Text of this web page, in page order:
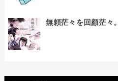
無頼茫々を回顧茫々。